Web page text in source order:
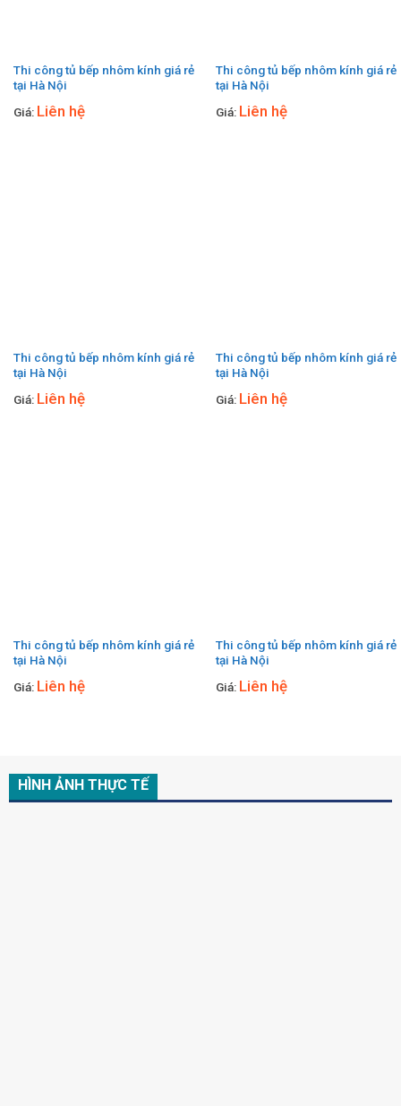
Thi công tủ bếp nhôm kính giá rẻ
tại Hà Nội
Giá: Liên hệ
Thi công tủ bếp nhôm kính giá rẻ
tại Hà Nội
Giá: Liên hệ
Thi công tủ bếp nhôm kính giá rẻ
tại Hà Nội
Giá: Liên hệ
Thi công tủ bếp nhôm kính giá rẻ
tại Hà Nội
Giá: Liên hệ
Thi công tủ bếp nhôm kính giá rẻ
tại Hà Nội
Giá: Liên hệ
Thi công tủ bếp nhôm kính giá rẻ
tại Hà Nội
Giá: Liên hệ
HÌNH ẢNH THỰC TẾ